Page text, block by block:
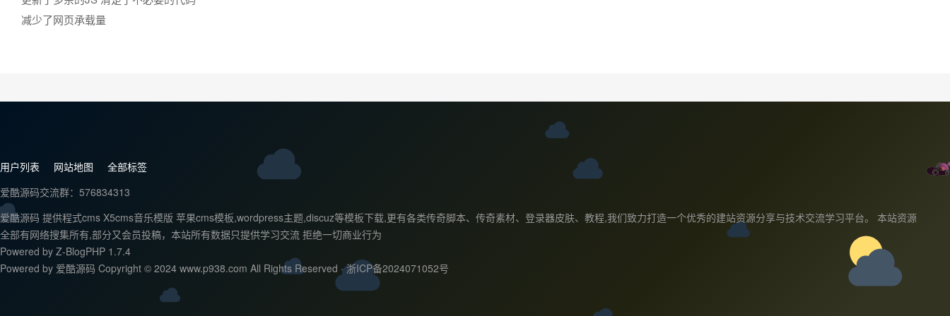
减少了网页承载量
用户列表 网站地图
全部标签
爱酷源码交流群：576834313
爱酷源码 提供程式cms X5cms音乐模版 苹果cms模板,wordpress主题,discuz等模板下载,更有各类传奇脚本、传奇素材、登录器皮肤、教程,我们致力打造一个优秀的建站资源分享与技术交流学习平台。 本站资源
全部有网络搜集所有,部分又会员投稿，本站所有数据只提供学习交流 拒绝一切商业行为
Powered by Z-BlogPHP 1.7.4
Powered by 爱酷源码 Copyright © 2024 www.p938.com All Rights Reserved ·浙ICP备2024071052号